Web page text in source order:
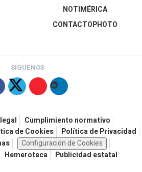
NOTIMÉRICA
CONTACTOPHOTO
SÍGUENOS
Cumplimiento normativo
de Cookies
Política de Privacidad
Configuración de Cookies
Hemeroteca Publicidad estatal